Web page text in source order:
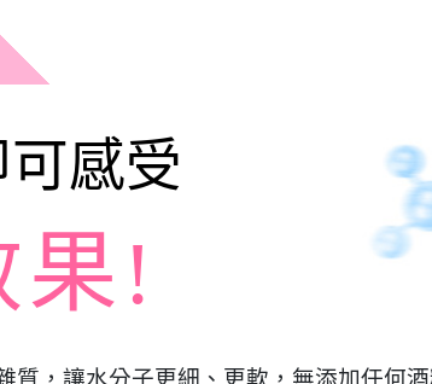
感受
果!
質，讓水分子更細、更軟，無添加任何